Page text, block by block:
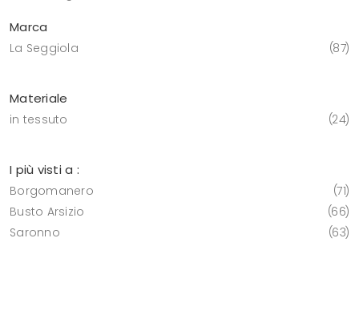
Marca
La Seggiola 87
Materiale
in tessuto 24
I più visti a :
Borgomanero
71
Busto Arsizio
66
Saronno
63